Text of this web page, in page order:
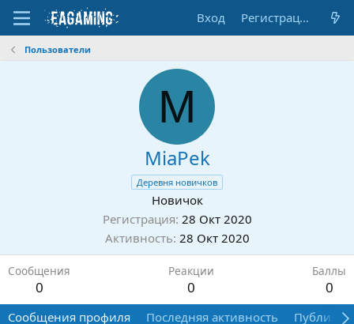
Вход Регистрация
Пользователи
M
MiaPek
Деревня новичков
Новичок
Регистрация 28 Окт 2020
Активность 28 Окт 2020
Сообщения
0
Реакции
0
Баллы
0
Сообщения профиля Последняя активность